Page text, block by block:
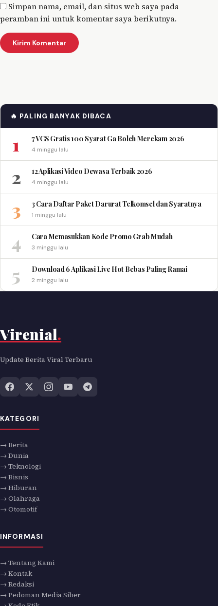
Simpan nama, email, dan situs web saya pada
peramban ini untuk komentar saya berikutnya.
🔥 PALING BANYAK DIBACA
1 7 VCS Gratis 100 Syarat Ga Boleh Merekam 2026
4 minggu lalu
2 12 Aplikasi Video Dewasa Terbaik 2026
4 minggu lalu
3 3 Cara Daftar Paket Darurat Telkomsel dan Syaratnya
1 minggu lalu
4 Cara Memasukkan Kode Promo Grab Mudah
3 minggu lalu
5 Download 6 Aplikasi Live Hot Bebas Paling Ramai
2 minggu lalu
Virenial.
Update Berita Viral Terbaru
KATEGORI
→ Berita
→ Dunia
→ Teknologi
→ Bisnis
→ Hiburan
→ Olahraga
→ Otomotif
INFORMASI
→ Tentang Kami
→ Kontak
→ Redaksi
→ Pedoman Media Siber